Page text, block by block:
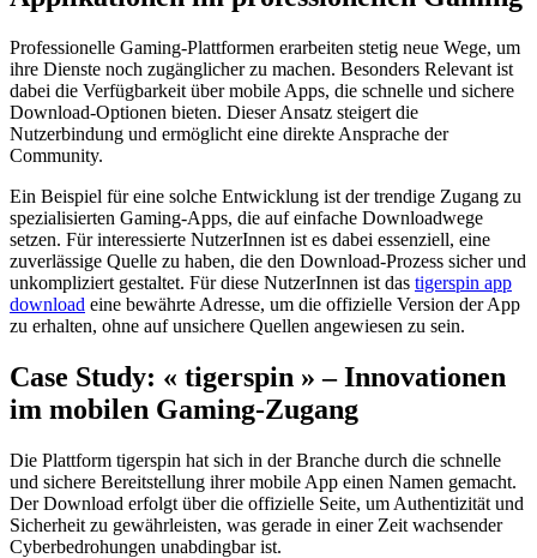
Professionelle Gaming-Plattformen erarbeiten stetig neue Wege, um
ihre Dienste noch zugänglicher zu machen. Besonders Relevant ist
dabei die Verfügbarkeit über mobile Apps, die schnelle und sichere
Download-Optionen bieten. Dieser Ansatz steigert die
Nutzerbindung und ermöglicht eine direkte Ansprache der
Community.
Ein Beispiel für eine solche Entwicklung ist der trendige Zugang zu
spezialisierten Gaming-Apps, die auf einfache Downloadwege
setzen. Für interessierte NutzerInnen ist es dabei essenziell, eine
zuverlässige Quelle zu haben, die den Download-Prozess sicher und
unkompliziert gestaltet. Für diese NutzerInnen ist das tigerspin app
download eine bewährte Adresse, um die offizielle Version der App
zu erhalten, ohne auf unsichere Quellen angewiesen zu sein.
Case Study: « tigerspin » – Innovationen
im mobilen Gaming-Zugang
Die Plattform tigerspin hat sich in der Branche durch die schnelle
und sichere Bereitstellung ihrer mobile App einen Namen gemacht.
Der Download erfolgt über die offizielle Seite, um Authentizität und
Sicherheit zu gewährleisten, was gerade in einer Zeit wachsender
Cyberbedrohungen unabdingbar ist.